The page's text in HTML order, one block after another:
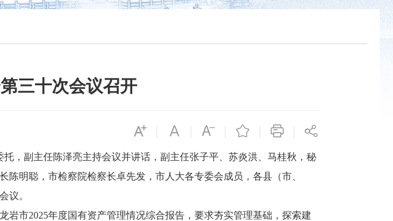
三十次会议召开
副主任陈泽亮主持会议并讲话，副主任张子平、苏炎洪、马桂秋，秘
明聪，市检察院检察长卓先发，市人大各专委会成员，各县（市、
议。
市2025年度国有资产管理情况综合报告，要求夯实管理基础，探索建